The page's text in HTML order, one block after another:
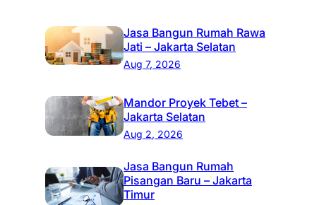
Jasa Bangun Rumah Rawa
Jati – Jakarta Selatan
Aug 7, 2026
Mandor Proyek Tebet –
Jakarta Selatan
Aug 2, 2026
Jasa Bangun Rumah
Pisangan Baru – Jakarta
Timur